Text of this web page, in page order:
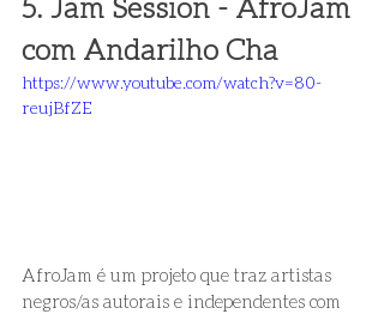
5. Jam Session - AfroJam
com Andarilho Cha
https://www.youtube.com/watch?v=80-
reujBfZE
AfroJam é um projeto que traz artistas
negros/as autorais e independentes com